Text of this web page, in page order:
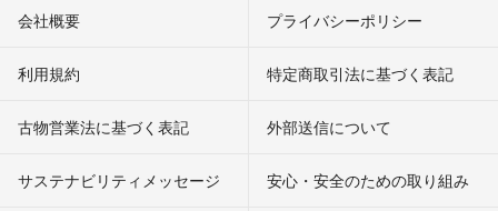
会社概要 プライバシーポリシー
利用規約 特定商取引法に基づく表記
古物営業法に基づく表記 外部送信について
サステナビリティメッセージ 安心・安全のための取り組み